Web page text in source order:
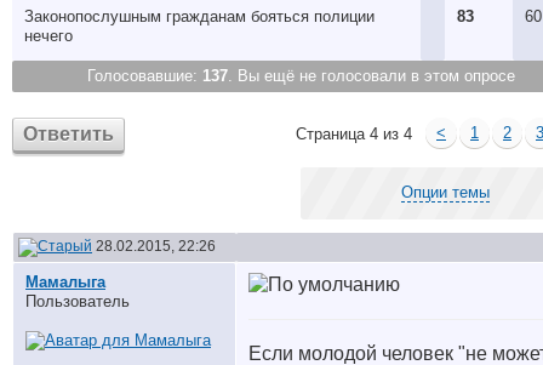
Законопослушным гражданам бояться полиции
нечего
83
Голосовавшие: 137. Вы ещё не голосовали в этом опросе
Ответить Страница 4 из 4 < 1 2 3
Опции темы
28.02.2015, 22:26
Мамалыга
Пользователь
Если молодой человек "не